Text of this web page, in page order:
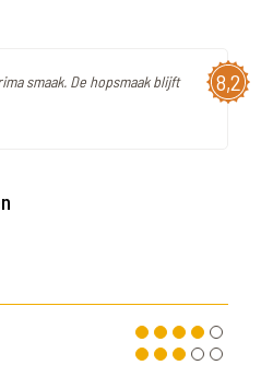
8,2
smaak. De hopsmaak blijft